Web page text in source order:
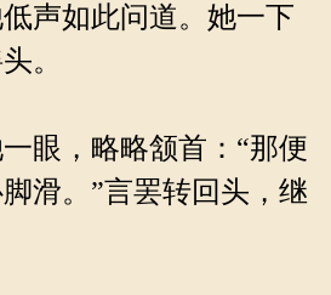
声如此问道。她一下
。
眼，略略颔首：“那便
滑。”言罢转回头，继